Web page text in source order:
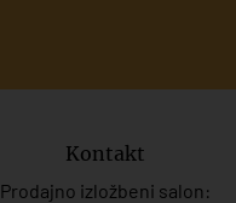
Kontakt
Prodajno izložbeni salon: